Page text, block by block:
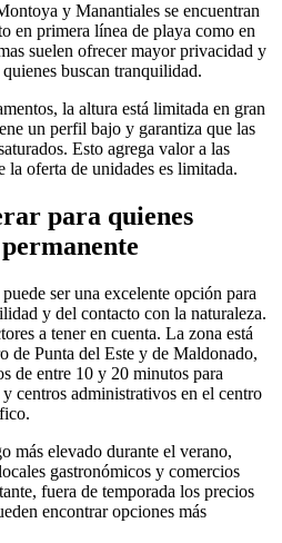
y Manantiales se encuentran
en primera línea de playa como en
suelen ofrecer mayor privacidad y
buscan tranquilidad.
la altura está limitada en gran
un perfil bajo y garantiza que las
Esto agrega valor a las
la oferta de unidades es limitada.
para quienes
ser una excelente opción para
y del contacto con la naturaleza.
a tener en cuenta. La zona está
de Punta del Este y de Maldonado,
de entre 10 y 20 minutos para
centros administrativos en el centro
más elevado durante el verano,
gastronómicos y comercios
fuera de temporada los precios
encontrar opciones más